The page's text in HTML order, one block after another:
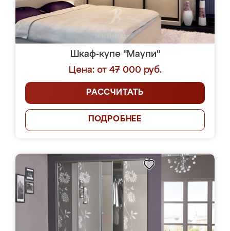
Шкаф-купе "Маупи"
Цена: от 47 000 руб.
РАССЧИТАТЬ
ПОДРОБНЕЕ